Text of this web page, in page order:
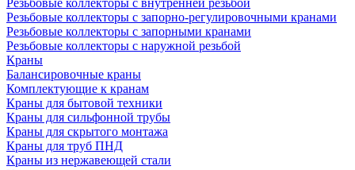
Резьбовые коллекторы с запорно-регулировочными кранами
Резьбовые коллекторы с запорными кранами
Резьбовые коллекторы с наружной резьбой
Краны
Балансировочные краны
Комплектующие к кранам
Краны для бытовой техники
Краны для сильфонной трубы
Краны для скрытого монтажа
Краны для труб ПНД
Краны из нержавеющей стали